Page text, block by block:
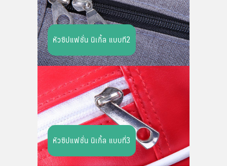
หัวซิปแฟชั่น นิเกิ้ล แบบที2
หัวซิปแฟชั่น นิเกิ้ล แบบที่3